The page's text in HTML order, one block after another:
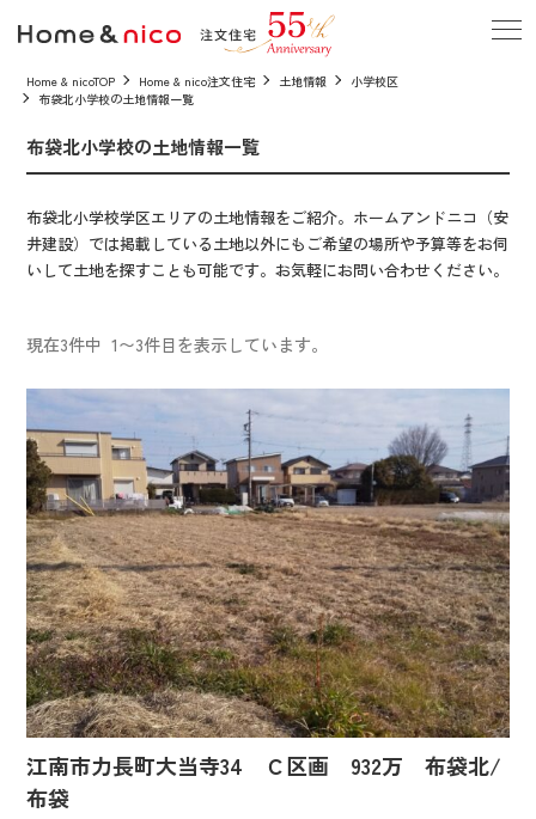
Home & nicoTOP Home & nico注文住宅 土地情報
小学校区
布袋北小学校の土地情報一覧
布袋北小学校の土地情報一覧
布袋北小学校学区エリアの土地情報をご紹介。ホームアンドニコ（安
井建設）では掲載している土地以外にもご希望の場所や予算等をお伺
いして土地を探すことも可能です。お気軽にお問い合わせください。
現在3件中 1〜3件目を表示しています。
江南市力長町大当寺34 Ｃ区画 932万 布袋北/
布袋